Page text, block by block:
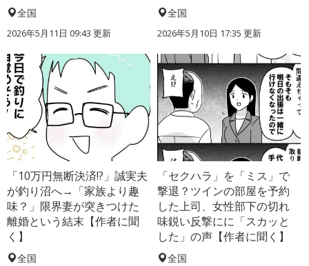
全国
2026年5月11日 09:43 更新
全国
2026年5月10日 17:35 更新
「10万円無断決済!?」誠実夫
が釣り沼へ→「家族より趣
味？」限界妻が突きつけた
離婚という結末【作者に聞
く】
全国
「セクハラ」を「ミス」で
撃退？ツインの部屋を予約
した上司、女性部下の切れ
味鋭い反撃にに「スカッと
した」の声【作者に聞く】
全国